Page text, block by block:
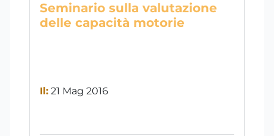
Seminario sulla valutazione
delle capacità motorie
Il: 21 Mag 2016